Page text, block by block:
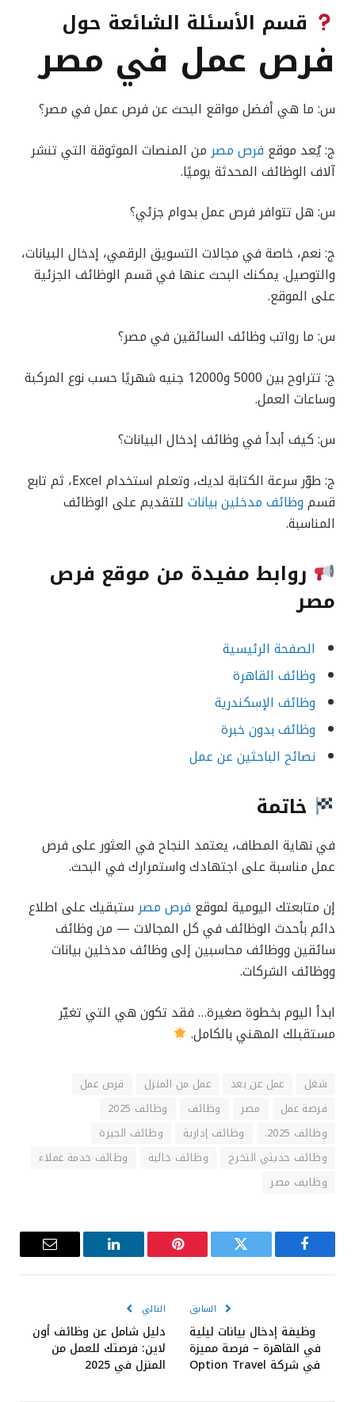
قسم الأسئلة الشائعة حول
فرص عمل في مصر
س: ما هي أفضل مواقع البحث عن فرص عمل في مصر؟
ج: يُعد موقع فرص مصر من المنصات الموثوقة التي تنشر
آلاف الوظائف المحدثة يوميًا.
س: هل تتوافر فرص عمل بدوام جزئي؟
ج: نعم، خاصة في مجالات التسويق الرقمي، إدخال البيانات،
والتوصيل. يمكنك البحث عنها في قسم الوظائف الجزئية
على الموقع.
س: ما رواتب وظائف السائقين في مصر؟
ج: تتراوح بين 5000 و12000 جنيه شهريًا حسب نوع المركبة
وساعات العمل.
س: كيف أبدأ في وظائف إدخال البيانات؟
ج: طوّر سرعة الكتابة لديك، وتعلم استخدام Excel، ثم تابع
قسم وظائف مدخلين بيانات للتقديم على الوظائف
المناسبة.
روابط مفيدة من موقع فرص
مصر
الصفحة الرئيسية
وظائف القاهرة
وظائف الإسكندرية
وظائف بدون خبرة
نصائح الباحثين عن عمل
خاتمة
في نهاية المطاف، يعتمد النجاح في العثور على فرص
عمل مناسبة على اجتهادك واستمرارك في البحث.
إن متابعتك اليومية لموقع فرص مصرستبقيك على اطلاع
دائم بأحدث الوظائف في كل المجالات — من وظائف
سائقين ووظائف محاسبين إلى وظائف مدخلين بيانات
ووظائف الشركات.
ابدأ اليوم بخطوة صغيرة… فقد تكون هي التي تغيّر
مستقبلك المهني بالكامل.
شغل عمل عن بعد عمل من المنزل
فرص عمل
فرصة عمل
مصر وظائف
وظائف 2025
وظائف 2025.
وظائف إدارية
وظائف الجيزة
وظائف حديثي التخرج
وظائف خالية
وظائف خدمة عملاء
وظايف مصر
فيسبوك تويتر بينتيريست لينكدإن
البريد
السابق
وظيفة إدخال بيانات ليلية
في القاهرة – فرصة مميزة
في شركة Option Travel
التالي
دليل شامل عن وظائف أون
لاين: فرصتك للعمل من
المنزل في 2025